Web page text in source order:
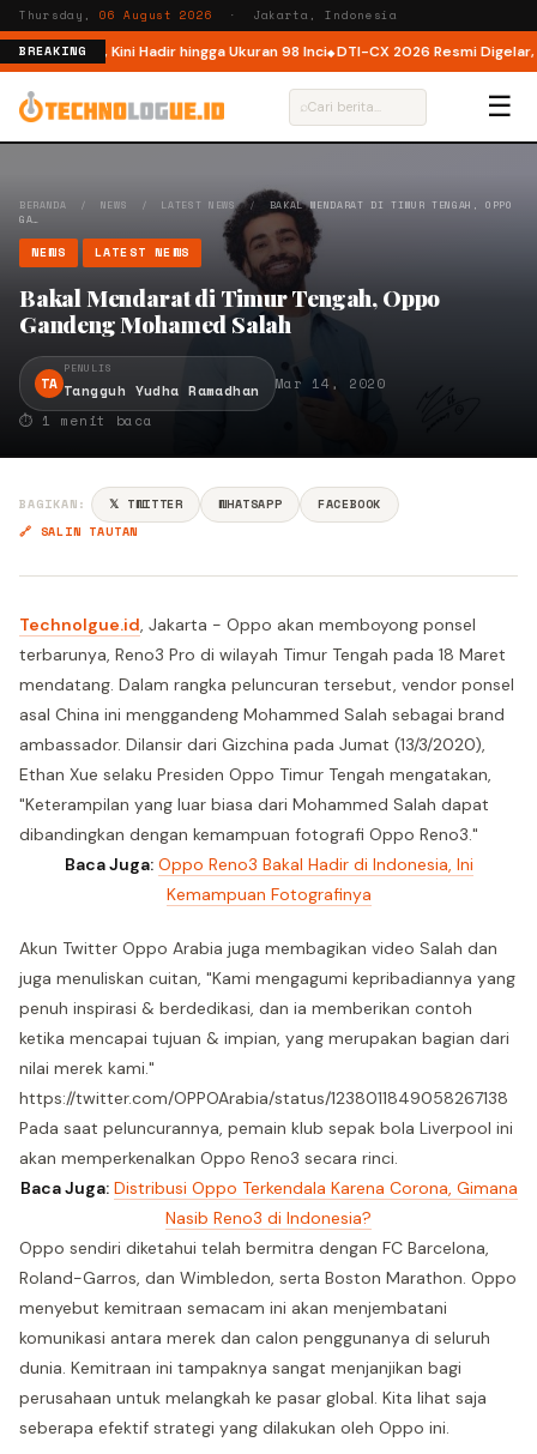
Thursday,06 August 2026 · Jakarta, Indonesia
BREAKING
Indonesia, Kini Hadir hingga Ukuran 98 Inci DTI-CX 2026 Resmi Digelar,
⌕ ☰
BERANDA / NEWS / LATEST NEWS/ BAKAL MENDARAT DI TIMUR TENGAH, OPPO
GA…
NEWS LATEST NEWS
Bakal Mendarat di Timur Tengah, Oppo
Gandeng Mohamed Salah
TA
PENULIS
Tangguh Yudha Ramadhan
Mar 14, 2020
⏱ 1 menit baca
BAGIKAN: 𝕏 TWITTER WHATSAPP
FACEBOOK
🔗 SALIN TAUTAN
Technolgue.id, Jakarta - Oppo akan memboyong ponsel
terbarunya, Reno3 Pro di wilayah Timur Tengah pada 18 Maret
mendatang. Dalam rangka peluncuran tersebut, vendor ponsel
asal China ini menggandeng Mohammed Salah sebagai brand
ambassador. Dilansir dari Gizchina pada Jumat (13/3/2020),
Ethan Xue selaku Presiden Oppo Timur Tengah mengatakan,
"Keterampilan yang luar biasa dari Mohammed Salah dapat
dibandingkan dengan kemampuan fotografi Oppo Reno3."
Baca Juga: Oppo Reno3 Bakal Hadir di Indonesia, Ini
Kemampuan Fotografinya
Akun Twitter Oppo Arabia juga membagikan video Salah dan
juga menuliskan cuitan, "Kami mengagumi kepribadiannya yang
penuh inspirasi & berdedikasi, dan ia memberikan contoh
ketika mencapai tujuan & impian, yang merupakan bagian dari
nilai merek kami."
https://twitter.com/OPPOArabia/status/1238011849058267138
Pada saat peluncurannya, pemain klub sepak bola Liverpool ini
akan memperkenalkan Oppo Reno3 secara rinci.
Baca Juga: Distribusi Oppo Terkendala Karena Corona, Gimana
Nasib Reno3 di Indonesia?
Oppo sendiri diketahui telah bermitra dengan FC Barcelona, ​​
Roland-Garros, dan Wimbledon, serta Boston Marathon. Oppo
menyebut kemitraan semacam ini akan menjembatani
komunikasi antara merek dan calon penggunanya di seluruh
dunia. Kemitraan ini tampaknya sangat menjanjikan bagi
perusahaan untuk melangkah ke pasar global. Kita lihat saja
seberapa efektif strategi yang dilakukan oleh Oppo ini.